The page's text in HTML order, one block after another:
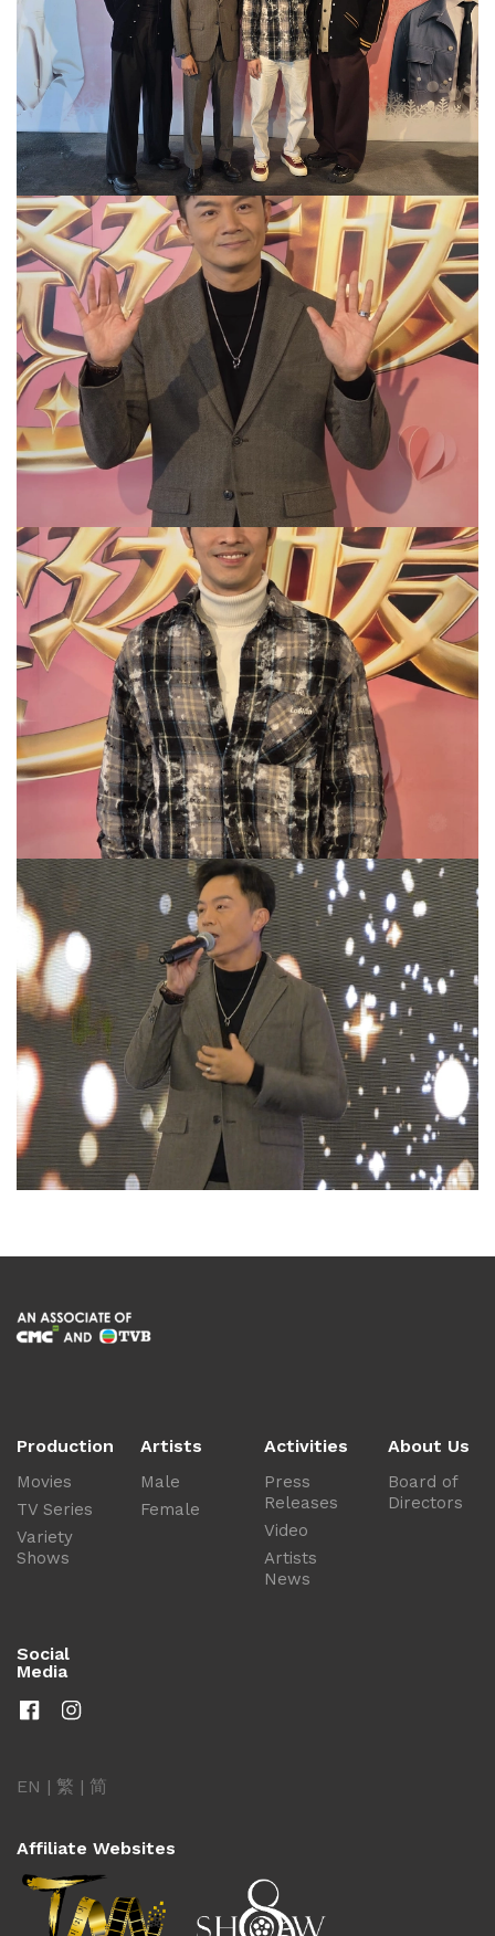
Production
Movies
TV Series
Variety
Shows
Artists
Male
Female
Activities
Press
Releases
Video
Artists
News
About Us
Board of
Directors
Social
Media
EN | 繁 | 简
Affiliate Websites